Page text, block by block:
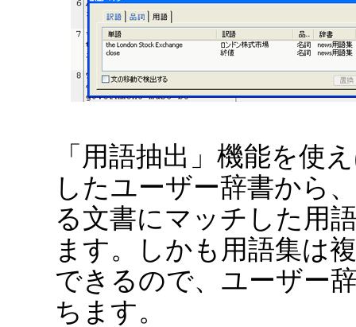
「用語抽出」機能を使
したユーザー辞書から
る文書にマッチした用
ます。しかも用語集は
できるので、ユーザー
ちます。